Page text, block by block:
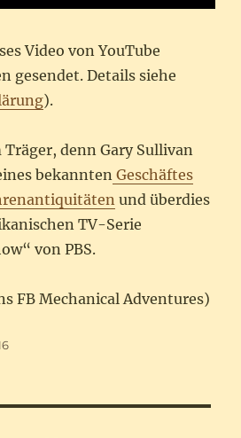
Video von YouTube
gesendet. Details siehe
).
denn Gary Sullivan
bekannten Geschäftes
und überdies
TV-Serie
von PBS.
FB Mechanical Adventures)